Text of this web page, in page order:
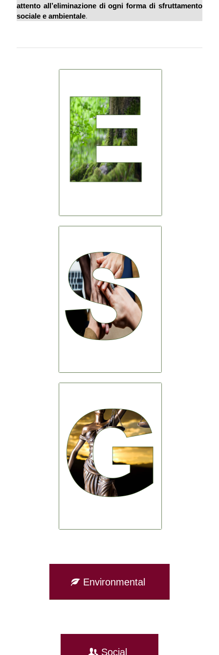
attento all’eliminazione di ogni forma di sfruttamento
sociale e ambientale.
Environmental
Social